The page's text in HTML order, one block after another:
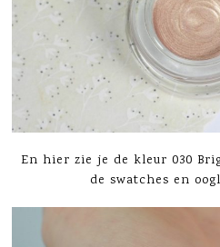
En hier zie je de kleur 030
de swatches en